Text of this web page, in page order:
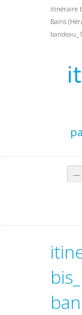
itinéraire
Bains
bandeau_1
—